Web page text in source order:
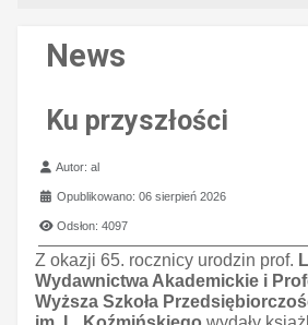
News
Ku przyszłości
Szczegóły
Autor:al
Opublikowano: 06 sierpień 2026
Odsłon: 4097
Z okazji 65. rocznicy urodzin prof.
Wydawnictwa Akademickie i
Wyższa Szkoła